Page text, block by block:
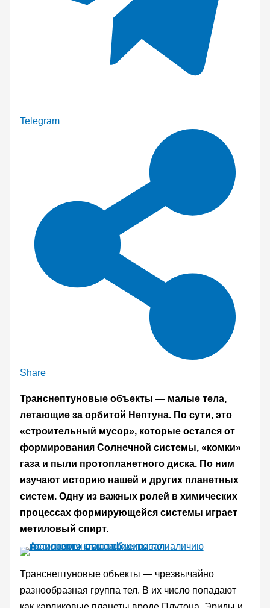
Telegram
Share
Транснептуновые объекты — малые тела,
летающие за орбитой Нептуна. По сути, это
«строительный мусор», которые остался от
формирования Солнечной системы, «комки»
газа и пыли протопланетного диска. По ним
изучают историю нашей и других планетных
систем. Одну из важных ролей в химических
процессах формирующейся системы играет
метиловый спирт.
Транснептуновые объекты — чрезвычайно
разнообразная группа тел. В их число попадают